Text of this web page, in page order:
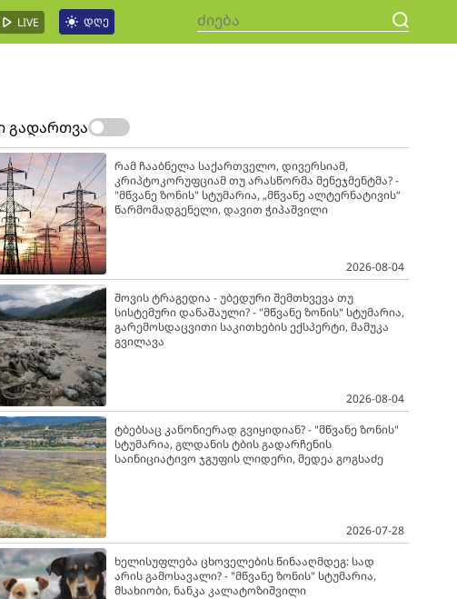
LIVE დღე
გადართვა
რამ ჩააბნელა საქართველო, დივერსიამ,
კრიპტოკორუფციამ თუ არასწორმა მენეჯმენტმა? -
"მწვანე ზონის" სტუმარია, „მწვანე ალტერნატივის“
წარმომადგენელი, დავით ჭიპაშვილი
2026-08-04
შოვის ტრაგედია - უბედური შემთხვევა თუ
სისტემური დანაშაული? - "მწვანე ზონის" სტუმარია,
გარემოსდაცვითი საკითხების ექსპერტი, მამუკა
გვილავა
2026-08-04
ტბებსაც კანონიერად გვიყიდიან? - "მწვანე ზონის"
სტუმარია, გლდანის ტბის გადარჩენის
საინიციატივო ჯგუფის ლიდერი, მედეა გოგსაძე
2026-07-28
ხელისუფლება ცხოველების წინააღმდეგ: სად
არის გამოსავალი? - "მწვანე ზონის" სტუმარია,
მსახიობი, ნანკა კალატოზიშვილი